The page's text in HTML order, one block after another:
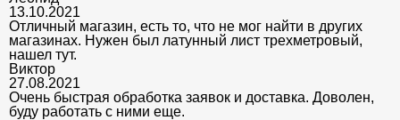
13.10.2021
Отличный магазин, есть то, что не мог найти в других
магазинах. Нужен был латунный лист трехметровый,
нашел тут.
Виктор
27.08.2021
Очень быстрая обработка заявок и доставка. Доволен,
буду работать с ними еще.